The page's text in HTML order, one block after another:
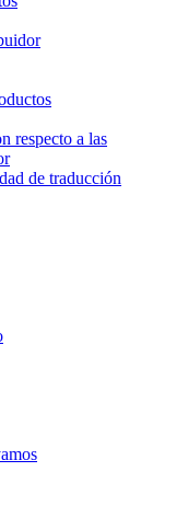
respecto a las
de traducción